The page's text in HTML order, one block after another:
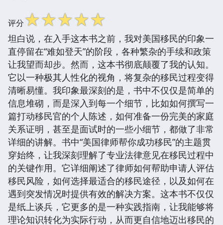
评分☆☆☆☆☆
坦白说，在入手这本书之前，我对美国移民的印象一
直停留在“难如登天”的阶段，各种繁杂的手续和政策
让我望而却步。然而，这本书彻底颠覆了我的认知。
它以一种极其人性化的视角，将复杂的移民过程变得
清晰易懂。我印象最深刻的是，书中不仅仅是简单的
信息堆砌，而是深入到每一个细节，比如如何撰写一
篇打动移民官的个人陈述，如何准备一份完美的家庭
关系证明，甚至是面试时的一些小细节，都做了非常
详细的讲解。书中“美国律师帮你成功移民”的主题贯
穿始终，让我深刻理解了专业法律意见在移民过程中
的关键作用。它详细阐述了律师如何帮助申请人评估
移民风险，如何选择最适合的移民途径，以及如何在
遇到突发情况时提供有效的解决方案。这本书不仅仅
是纸上谈兵，它更多的是一种实践指南，让我能够将
理论知识转化为实际行动，从而更自信地迈出移民的